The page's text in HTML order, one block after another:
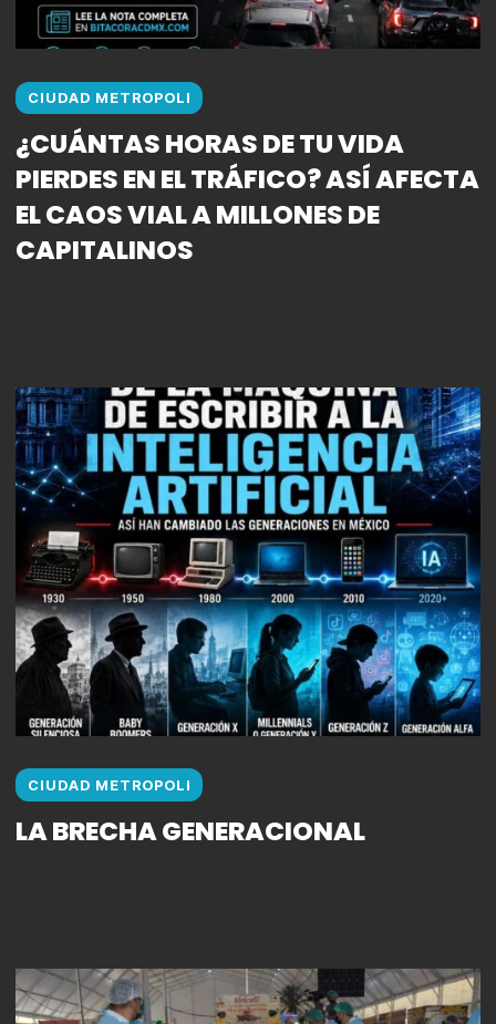
CIUDAD METROPOLI
¿CUÁNTAS HORAS DE TU VIDA
PIERDES EN EL TRÁFICO? ASÍ AFECTA
EL CAOS VIAL A MILLONES DE
CAPITALINOS
CIUDAD METROPOLI
LA BRECHA GENERACIONAL